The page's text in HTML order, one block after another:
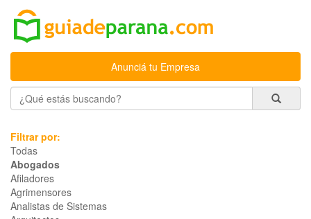
Anunciá tu Empresa
Filtrar por:
Todas
Abogados
Afiladores
Agrimensores
Analistas de Sistemas